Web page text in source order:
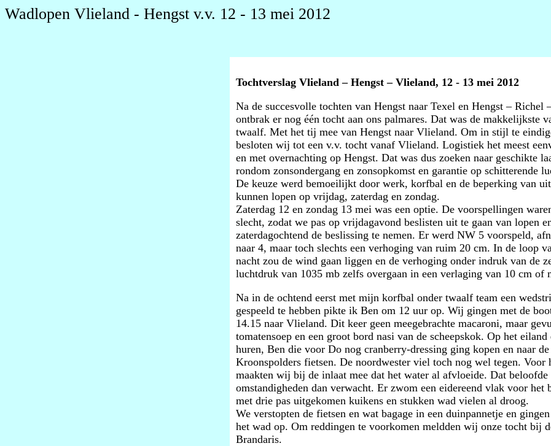
Wadlopen Vlieland - Hengst v.v. 12 - 13 mei 2012
Tochtverslag Vlieland – Hengst – Vlieland, 12 - 13 mei 2012
Na de succesvolle tochten van Hengst naar Texel en Hengst – Richel
ontbrak er nog één tocht aan ons palmares. Dat was de makkelijkste
twaalf. Met het tij mee van Hengst naar Vlieland. Om in stijl te
besloten wij tot een v.v. tocht vanaf Vlieland. Logistiek het meest
en met overnachting op Hengst. Dat was dus zoeken naar geschikte
rondom zonsondergang en zonsopkomst en garantie op schitterende
De keuze werd bemoeilijkt door werk, korfbal en de beperking van
kunnen lopen op vrijdag, zaterdag en zondag.
Zaterdag 12 en zondag 13 mei was een optie. De voorspellingen
slecht, zodat we pas op vrijdagavond beslisten uit te gaan van lopen
zaterdagochtend de beslissing te nemen. Er werd NW 5 voorspeld,
naar 4, maar toch slechts een verhoging van ruim 20 cm. In de loop
nacht zou de wind gaan liggen en de verhoging onder indruk van de
luchtdruk van 1035 mb zelfs overgaan in een verlaging van 10 cm of
Na in de ochtend eerst met mijn korfbal onder twaalf team een
gespeeld te hebben pikte ik Ben om 12 uur op. Wij gingen met de
14.15 naar Vlieland. Dit keer geen meegebrachte macaroni, maar
tomatensoep en een groot bord nasi van de scheepskok. Op het eiland
huren, Ben die voor Do nog cranberry-dressing ging kopen en naar de
Kroonspolders fietsen. De noordwester viel toch nog wel tegen. Voor
maakten wij bij de inlaat mee dat het water al afvloeide. Dat beloofde
omstandigheden dan verwacht. Er zwom een eidereend vlak voor het
met drie pas uitgekomen kuikens en stukken wad vielen al droog.
We verstopten de fietsen en wat bagage in een duinpannetje en
het wad op. Om reddingen te voorkomen meldden wij onze tocht bij
Brandaris.